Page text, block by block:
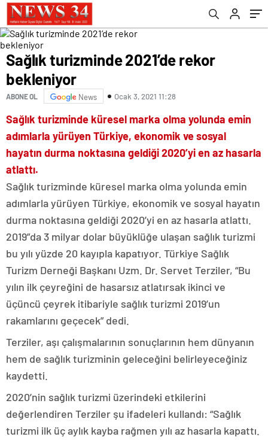
Sağlık turizminde 2021’de rekor
bekleniyor
ABONE OL News Ocak 3, 2021 11:28
Sağlık turizminde küresel marka olma yolunda emin
adımlarla yürüyen Türkiye, ekonomik ve sosyal
hayatın durma noktasına geldiği 2020’yi en az hasarla
atlattı.
Sağlık turizminde küresel marka olma yolunda emin
adımlarla yürüyen Türkiye, ekonomik ve sosyal hayatın
durma noktasına geldiği 2020’yi en az hasarla atlattı.
2019”da 3 milyar dolar büyüklüğe ulaşan sağlık turizmi
bu yılı yüzde 20 kayıpla kapatıyor. Türkiye Sağlık
Turizm Derneği Başkanı Uzm. Dr. Servet Terziler, “Bu
yılın ilk çeyreğini de hasarsız atlatırsak ikinci ve
üçüncü çeyrek itibariyle sağlık turizmi 2019’un
rakamlarını geçecek” dedi.
Terziler, aşı çalışmalarının sonuçlarının hem dünyanın
hem de sağlık turizminin geleceğini belirleyeceğiniz
kaydetti.
2020’nin sağlık turizmi üzerindeki etkilerini
değerlendiren Terziler şu ifadeleri kullandı: “Sağlık
turizmi ilk üç aylık kayba rağmen yılı az hasarla kapattı.